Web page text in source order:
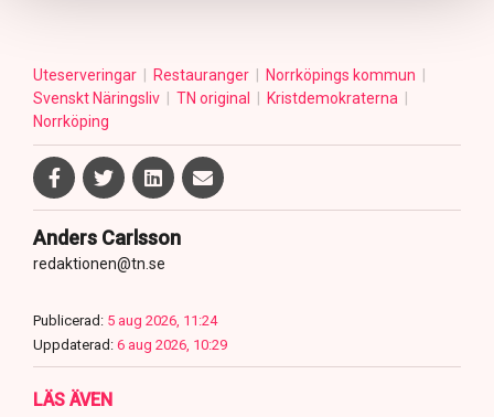
Uteserveringar Restauranger
Norrköpings kommun
Svenskt Näringsliv
TN original
Kristdemokraterna
Norrköping
Anders Carlsson
redaktionen@tn.se
Publicerad: 5 aug 2026, 11:24
Uppdaterad: 6 aug 2026, 10:29
LÄS ÄVEN